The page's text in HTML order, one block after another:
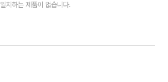
일치하는 제품이 없습니다.